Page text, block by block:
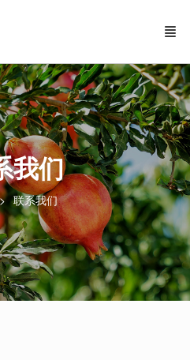
我们
联系我们